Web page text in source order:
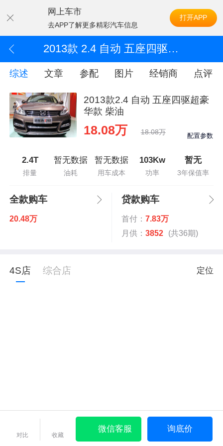
网上车市
去APP了解更多精彩汽车信息
打开APP
2013款 2.4 自动 五座四驱超豪华款 柴油
综述 文章 参配 图片 经销商 点评
2013款2.4 自动 五座四驱超豪
华款 柴油
18.08万 18.08万 配置参数
2.4T
排量
暂无数据
油耗
暂无数据
用车成本
103Kw
功率
暂无
3年保值率
全款购车
20.48万
贷款购车
首付： 7.83万
月供： 3852 (共36期)
4S店 综合店 定位
对比 收藏
微信客服 询底价